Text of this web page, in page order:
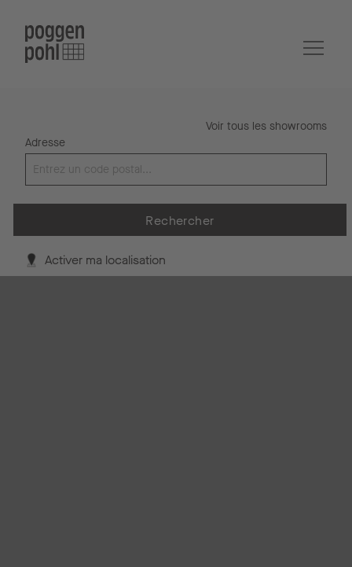
Voir tous les showrooms
Adresse
Rechercher
Activer ma localisation